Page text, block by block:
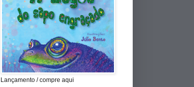
Lançamento / compre aqui